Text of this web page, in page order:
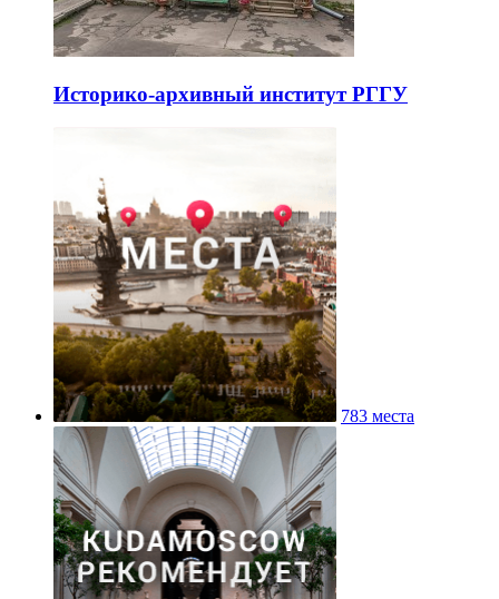
Историко-архивный институт РГГУ
783 места